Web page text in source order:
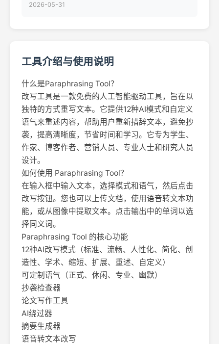
2026-05-31
工具介绍与使用说明
什么是Paraphrasing Tool？
改写工具是一款免费的人工智能驱动工具，旨在以
独特的方式重写文本。它提供12种AI模式和自定义
语气来重述内容，帮助用户重新措辞文本，避免抄
袭，提高清晰度，节省时间和学习。它专为学生、
作家、博客作者、营销人员、专业人士和研究人员
设计。
如何使用 Paraphrasing Tool？
在输入框中输入文本，选择模式和语气，然后点击
改写按钮。您也可以上传文档，使用语音转文本功
能，或从图像中提取文本。点击输出中的单词以选
择同义词。
Paraphrasing Tool 的核心功能
12种AI改写模式（标准、流畅、人性化、简化、创
造性、学术、缩短、扩展、重述、自定义）
可定制语气（正式、休闲、专业、幽默）
抄袭检查器
论文写作工具
AI绕过器
摘要生成器
语音转文本改写